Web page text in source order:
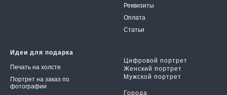
Реквизиты
Оплата
Статьи
Идеи для подарка
Печать на холсте
Портрет на заказ по
фотографии
Цифровой портрет
Женский портрет
Мужской портрет
Города